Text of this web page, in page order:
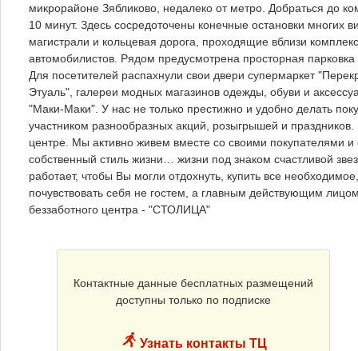
микрорайоне Зябликово, недалеко от метро. Добраться до
10 минут. Здесь сосредоточены конечные остановки многих
магистрали и кольцевая дорога, проходящие вблизи
автомобилистов. Рядом предусмотрена просторная
Для посетителей распахнули свои двери супермаркет
Этуаль", галереи модных магазинов одежды, обуви и
"Маки-Маки". У нас не только престижно и удобно делать
участником разнообразных акций, розыгрышей и
центре. Мы активно живем вместе со своими покупателями
собственный стиль жизни… жизни под знаком счастливой
работает, чтобы Вы могли отдохнуть, купить все
почувствовать себя не гостем, а главным действующим
беззаботного центра - "СТОЛИЦА"
Контактные данные бесплатных размещений
доступны только по подписке
Узнать контакты ТЦ